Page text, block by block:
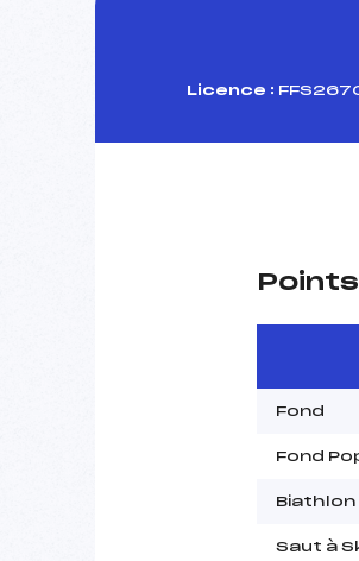
Licence :
Fond
Fond
Biathlon
Saut à